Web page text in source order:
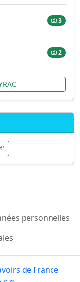
3
2
personnelles
de France